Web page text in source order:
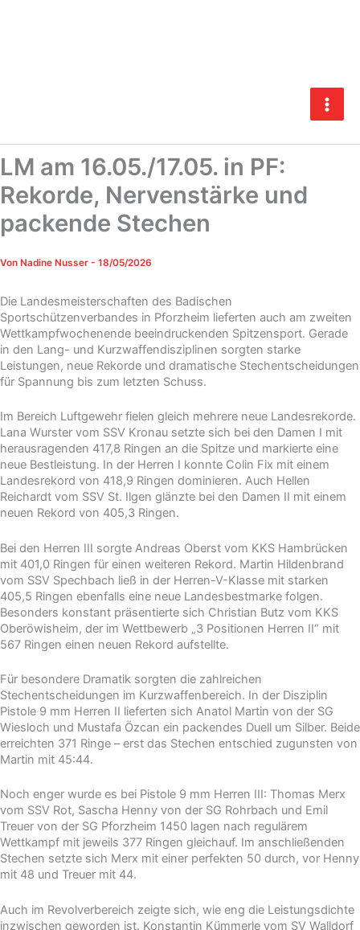
LM am 16.05./17.05. in PF:
Rekorde, Nervenstärke und
packende Stechen
Von Nadine Nusser - 18/05/2026
Die Landesmeisterschaften des Badischen
Sportschützenverbandes in Pforzheim lieferten auch am zweiten
Wettkampfwochenende beeindruckenden Spitzensport. Gerade
in den Lang- und Kurzwaffendisziplinen sorgten starke
Leistungen, neue Rekorde und dramatische Stechentscheidungen
für Spannung bis zum letzten Schuss.
Im Bereich Luftgewehr fielen gleich mehrere neue Landesrekorde.
Lana Wurster vom SSV Kronau setzte sich bei den Damen I mit
herausragenden 417,8 Ringen an die Spitze und markierte eine
neue Bestleistung. In der Herren I konnte Colin Fix mit einem
Landesrekord von 418,9 Ringen dominieren. Auch Hellen
Reichardt vom SSV St. Ilgen glänzte bei den Damen II mit einem
neuen Rekord von 405,3 Ringen.
Bei den Herren III sorgte Andreas Oberst vom KKS Hambrücken
mit 401,0 Ringen für einen weiteren Rekord. Martin Hildenbrand
vom SSV Spechbach ließ in der Herren-V-Klasse mit starken
405,5 Ringen ebenfalls eine neue Landesbestmarke folgen.
Besonders konstant präsentierte sich Christian Butz vom KKS
Oberöwisheim, der im Wettbewerb „3 Positionen Herren II“ mit
567 Ringen einen neuen Rekord aufstellte.
Für besondere Dramatik sorgten die zahlreichen
Stechentscheidungen im Kurzwaffenbereich. In der Disziplin
Pistole 9 mm Herren II lieferten sich Anatol Martin von der SG
Wiesloch und Mustafa Özcan ein packendes Duell um Silber. Beide
erreichten 371 Ringe – erst das Stechen entschied zugunsten von
Martin mit 45:44.
Noch enger wurde es bei Pistole 9 mm Herren III: Thomas Merx
vom SSV Rot, Sascha Henny von der SG Rohrbach und Emil
Treuer von der SG Pforzheim 1450 lagen nach regulärem
Wettkampf mit jeweils 377 Ringen gleichauf. Im anschließenden
Stechen setzte sich Merx mit einer perfekten 50 durch, vor Henny
mit 48 und Treuer mit 44.
Auch im Revolverbereich zeigte sich, wie eng die Leistungsdichte
inzwischen geworden ist. Konstantin Kümmerle vom SV Walldorf